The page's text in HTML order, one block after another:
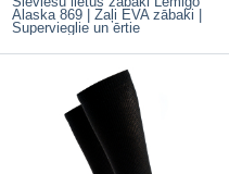
Alaska 869 | Zaļi EVA zābaki |
Supervieglie un ērtie